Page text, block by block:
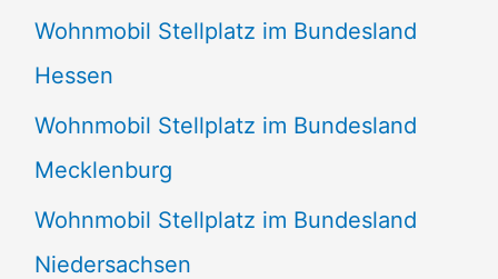
Wohnmobil Stellplatz im Bundesland
Hessen
Wohnmobil Stellplatz im Bundesland
Mecklenburg
Wohnmobil Stellplatz im Bundesland
Niedersachsen